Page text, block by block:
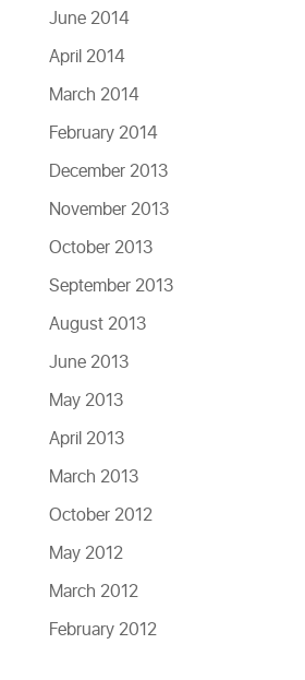
June 2014
April 2014
March 2014
February 2014
December 2013
November 2013
October 2013
September 2013
August 2013
June 2013
May 2013
April 2013
March 2013
October 2012
May 2012
March 2012
February 2012